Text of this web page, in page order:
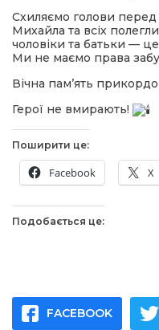
Схиляємо голови
Михайла та всіх
чоловіки та батьки —
Ми не маємо права
Вічна пам’ять
Герої не вмирають!
Поширити це:
Facebook X
Подобається це:
FACEBOOK